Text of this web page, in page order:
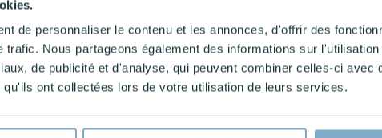
de personnaliser le contenu et les annonces, d'offrir des
trafic. Nous partageons également des informations sur
de publicité et d'analyse, qui peuvent combiner celles-ci avec
ont collectées lors de votre utilisation de leurs services.